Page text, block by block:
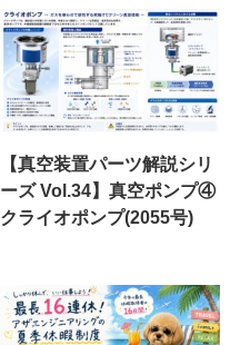
【真空装置パーツ解説シリ
ーズ Vol.34】真空ポンプ④
クライオポンプ(2055号)